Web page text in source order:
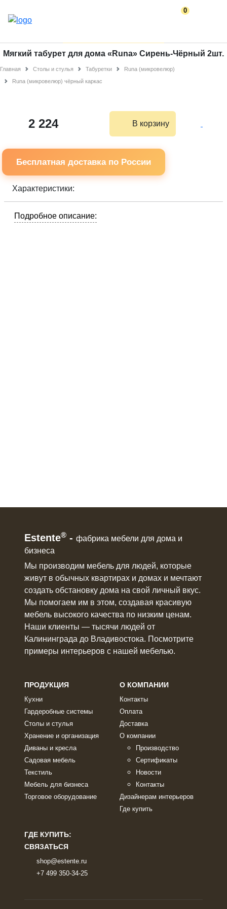
0
Мягкий табурет для дома «Runa» Сирень-Чёрный 2шт.
Главная Столы и стулья Табуретки
Runa (микровелюр)
Runa (микровелюр) чёрный каркас
2 224 В корзину
Бесплатная доставка по России
Характеристики:
Подробное описание:
Estente® - фабрика мебели для дома и
бизнеса
Мы производим мебель для людей, которые
живут в обычных квартирах и домах и мечтают
создать обстановку дома на свой личный вкус.
Мы помогаем им в этом, создавая красивую
мебель высокого качества по низким ценам.
Наши клиенты ― тысячи людей от
Калининграда до Владивостока. Посмотрите
примеры интерьеров с нашей мебелью.
ПРОДУКЦИЯ
Кухни
Гардеробные системы
Столы и стулья
Хранение и организация
Диваны и кресла
Садовая мебель
Текстиль
Мебель для бизнеса
Торговое оборудование
О КОМПАНИИ
Контакты
Оплата
Доставка
О компании
Производство
Сертификаты
Новости
Контакты
Дизайнерам интерьеров
Где купить
ГДЕ КУПИТЬ:
СВЯЗАТЬСЯ
shop@estente.ru
+7 499 350-34-25